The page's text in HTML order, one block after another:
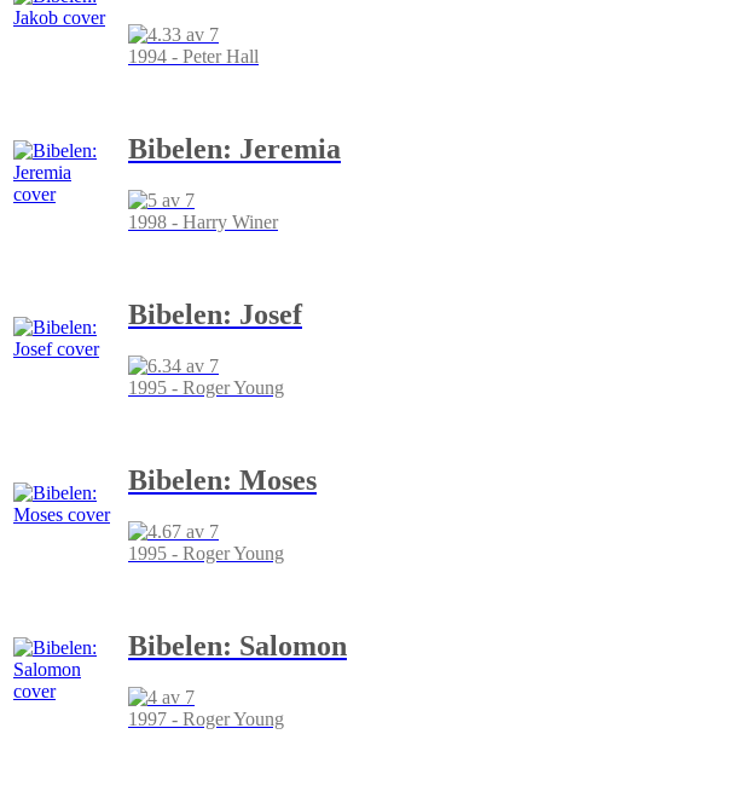
1994 - Peter Hall
Bibelen: Jeremia
1998 - Harry Winer
Bibelen: Josef
1995 - Roger Young
Bibelen: Moses
1995 - Roger Young
Bibelen: Salomon
1997 - Roger Young